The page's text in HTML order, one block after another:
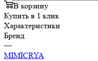
В корзину
Купить в 1 клик
Характеристики
Бренд
—
MIMICRYA